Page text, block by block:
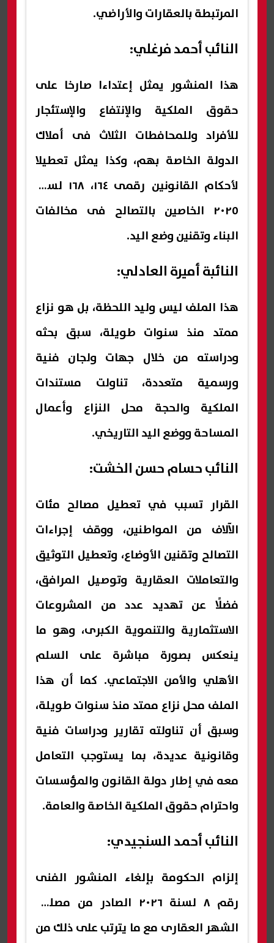
المرتبطة بالعقارات والأراضي.
النائب أحمد فرغلي:
هذا المنشور يمثل إعتداءا صارخا على
حقوق الملكية والإنتفاع والإستئجار
للأفراد وللمحافطات الثلاث فى أملاك
الدولة الخاصة بهم، وكذا يمثل تعطيلا
لأحكام القانونين رقمى ١٦٤، ١٦٨ لسنة
٢٠٢٥ الخاصين بالتصالح فى مخالفات
البناء وتقنين وضع اليد.
النائبة أميرة العادلي:
هذا الملف ليس وليد اللحظة، بل هو نزاع
ممتد منذ سنوات طويلة، سبق بحثه
ودراسته من خلال جهات ولجان فنية
ورسمية متعددة، تناولت مستندات
الملكية والحجة محل النزاع وأعمال
المساحة ووضع اليد التاريخي.
النائب حسام حسن الخشت:
القرار تسبب في تعطيل مصالح مئات
الآلاف من المواطنين، ووقف إجراءات
التصالح وتقنين الأوضاع، وتعطيل التوثيق
والتعاملات العقارية وتوصيل المرافق،
فضلًا عن تهديد عدد من المشروعات
الاستثمارية والتنموية الكبرى، وهو ما
ينعكس بصورة مباشرة على السلم
الأهلي والأمن الاجتماعي. كما أن هذا
الملف محل نزاع ممتد منذ سنوات طويلة،
وسبق أن تناولته تقارير ودراسات فنية
وقانونية عديدة، بما يستوجب التعامل
معه في إطار دولة القانون والمؤسسات
واحترام حقوق الملكية الخاصة والعامة.
النائب أحمد السنجيدي:
إلزام الحكومة بإلغاء المنشور الفنى
رقم ٨ لسنة ٢٠٢٦ الصادر من مصلحة
الشهر العقارى مع ما يترتب على ذلك من